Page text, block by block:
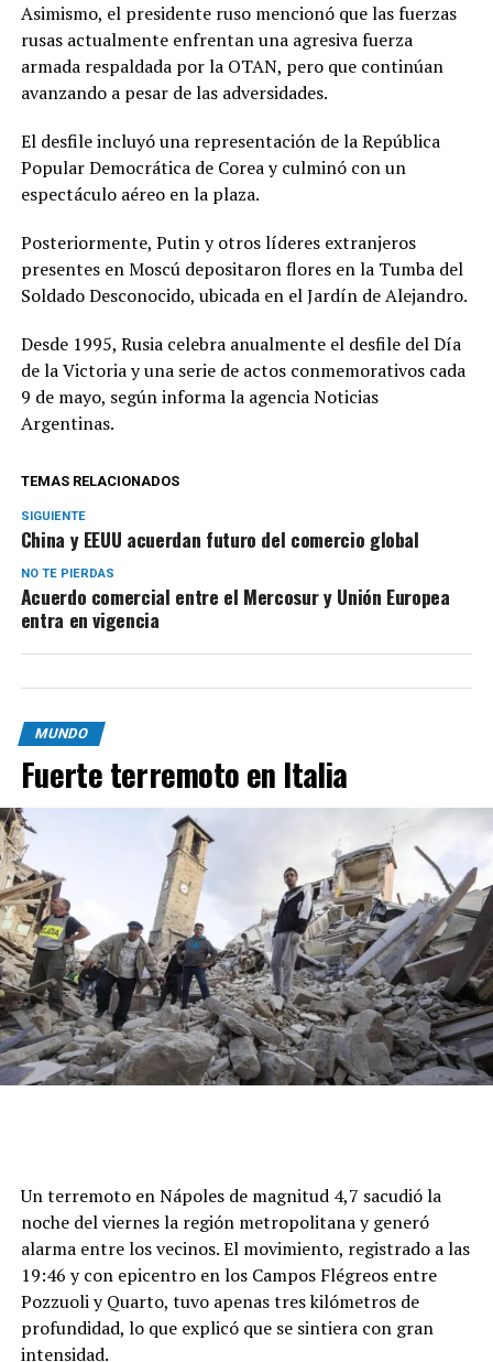
Asimismo, el presidente ruso mencionó que las fuerzas
rusas actualmente enfrentan una agresiva fuerza
armada respaldada por la OTAN, pero que continúan
avanzando a pesar de las adversidades.
El desfile incluyó una representación de la República
Popular Democrática de Corea y culminó con un
espectáculo aéreo en la plaza.
Posteriormente, Putin y otros líderes extranjeros
presentes en Moscú depositaron flores en la Tumba del
Soldado Desconocido, ubicada en el Jardín de Alejandro.
Desde 1995, Rusia celebra anualmente el desfile del Día
de la Victoria y una serie de actos conmemorativos cada
9 de mayo, según informa la agencia Noticias
Argentinas.
TEMAS RELACIONADOS
SIGUIENTE
China y EEUU acuerdan futuro del comercio global
NO TE PIERDAS
Acuerdo comercial entre el Mercosur y Unión Europea
entra en vigencia
MUNDO
Fuerte terremoto en Italia
Un terremoto en Nápoles de magnitud 4,7 sacudió la
noche del viernes la región metropolitana y generó
alarma entre los vecinos. El movimiento, registrado a las
19:46 y con epicentro en los Campos Flégreos entre
Pozzuoli y Quarto, tuvo apenas tres kilómetros de
profundidad, lo que explicó que se sintiera con gran
intensidad.